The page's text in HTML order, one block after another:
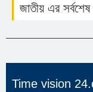
জাতীয় এর
Time vision